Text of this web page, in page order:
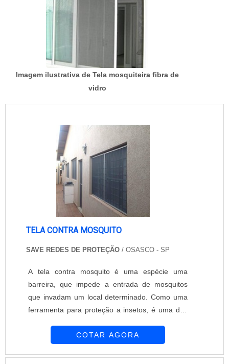
Imagem ilustrativa de Tela mosquiteira fibra de
vidro
TELA CONTRA MOSQUITO
SAVE REDES DE PROTEÇÃO / OSASCO - SP
A tela contra mosquito é uma espécie uma
barreira, que impede a entrada de mosquitos
que invadam um local determinado. Como uma
ferramenta para proteção a insetos, é uma das
eficiência neste quesito. As proteções são feitas
COTAR AGORA